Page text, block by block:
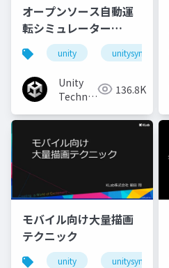
オープンソース自動運
転シミュレーター
「AWSIM」のご紹介と
実装事例
unity unitysync
Unity
Technologies136.8K
モバイル向け大量描画
テクニック
unity unitysync